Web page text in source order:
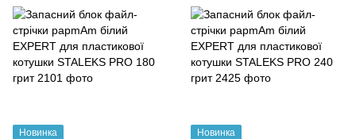
Новинка Новинка